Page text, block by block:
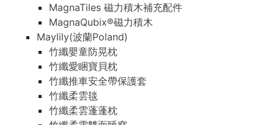
MagnaTiles 磁力積木補充配件
MagnaQubix®磁力積木
Maylily(波蘭Poland)
竹纖嬰童防晃枕
竹纖愛睏寶貝枕
竹纖推車安全帶保護套
竹纖柔雲毯
竹纖柔雲蓬蓬枕